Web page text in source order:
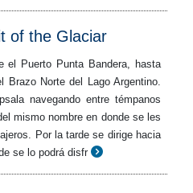
of the Glaciar
el Puerto Punta Bandera, hasta
Brazo Norte del Lago Argentino.
navegando entre témpanos
mismo nombre en donde se les
Por la tarde se dirige hacia
se lo podrá disfr